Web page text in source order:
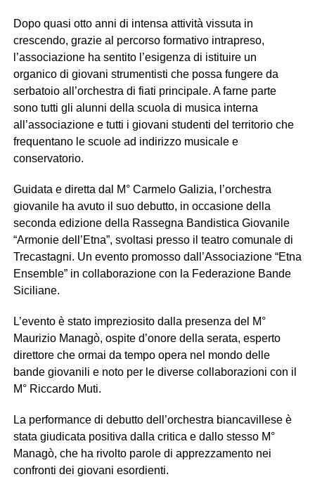
Dopo quasi otto anni di intensa attività vissuta in
crescendo, grazie al percorso formativo intrapreso,
l’associazione ha sentito l’esigenza di istituire un
organico di giovani strumentisti che possa fungere da
serbatoio all’orchestra di fiati principale. A farne parte
sono tutti gli alunni della scuola di musica interna
all’associazione e tutti i giovani studenti del territorio che
frequentano le scuole ad indirizzo musicale e
conservatorio.
Guidata e diretta dal M° Carmelo Galizia, l’orchestra
giovanile ha avuto il suo debutto, in occasione della
seconda edizione della Rassegna Bandistica Giovanile
“Armonie dell’Etna”, svoltasi presso il teatro comunale di
Trecastagni. Un evento promosso dall’Associazione “Etna
Ensemble” in collaborazione con la Federazione Bande
Siciliane.
L’evento è stato impreziosito dalla presenza del M°
Maurizio Managò, ospite d’onore della serata, esperto
direttore che ormai da tempo opera nel mondo delle
bande giovanili e noto per le diverse collaborazioni con il
M° Riccardo Muti.
La performance di debutto dell’orchestra biancavillese è
stata giudicata positiva dalla critica e dallo stesso M°
Managò, che ha rivolto parole di apprezzamento nei
confronti dei giovani esordienti.